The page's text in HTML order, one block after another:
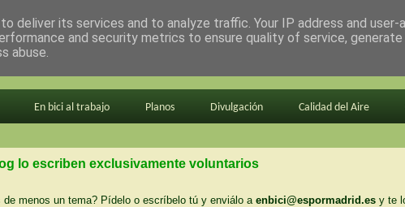
En bici al trabajo Planos Divulgación Calidad del Aire
lo escriben exclusivamente voluntarios
de menos un tema? Pídelo o escríbelo tú y enviálo a enbici@espormadrid.es y te
deliver its services and to analyze traffic. Your IP address and user-
and security metrics to ensure quality of service, generate
abuse.